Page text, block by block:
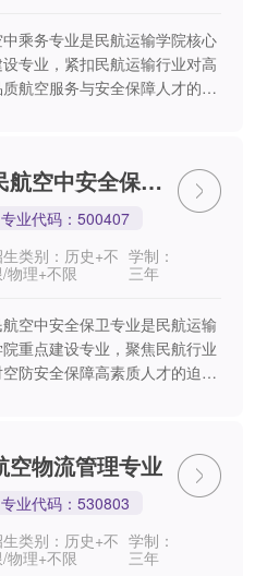
中乘务专业是民航运输学院核心
专业，紧扣民航运输行业对高
航空服务与安全保障人才的迫
、客舱安全、航空英语...
航空中安全保卫
专业
专业代码：500407
类别：历史+不
/物理+不限
学制：
三年
航空中安全保卫专业是民航运输
重点建设专业，聚焦民航行业
防安全保障高素质人才的迫切
应急处置、航空体...
空物流管理专业
专业代码：530803
类别：历史+不
/物理+不限
学制：
三年